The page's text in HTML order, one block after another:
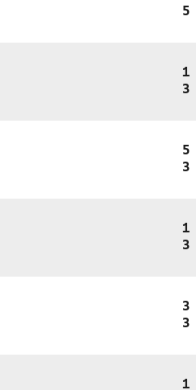
5
1
3
5
3
1
3
3
3
1